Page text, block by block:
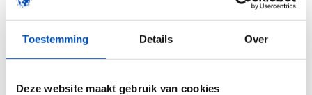
Toestemming Details Over
Deze website maakt gebruik van cookies
Over Celgene
Celgene ontwikkelt innovatieve geneesmiddelen
voor de behandeling van (bloed)kanker, immuun-